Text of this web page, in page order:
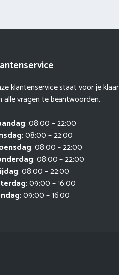
klantenservice staat voor je klaar
alle vragen te beantwoorden.
: 08:00 – 22:00
: 08:00 – 22:00
: 08:00 – 22:00
: 08:00 – 22:00
: 08:00 – 22:00
: 09:00 – 16:00
: 09:00 – 16:00